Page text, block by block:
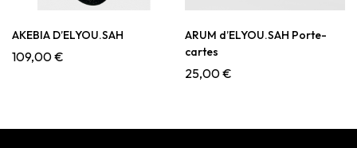
AKEBIA D’ELYOU.SAH
109,00€
ARUM d’ELYOU.SAH Porte-
cartes
25,00€